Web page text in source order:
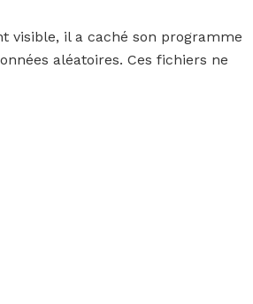
visible, il a caché son programme
aléatoires. Ces fichiers ne